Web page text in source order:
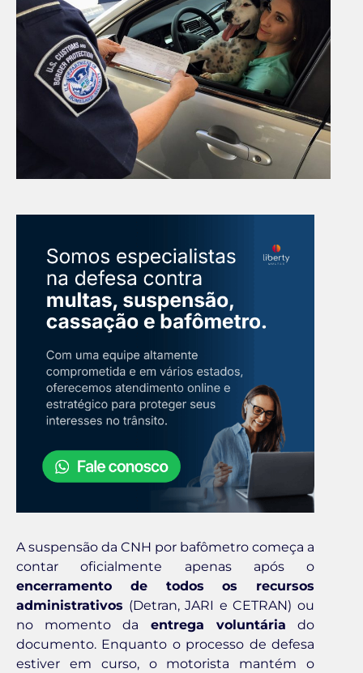
A suspensão da CNH por bafômetro começa a
contar oficialmente apenas após o
encerramento de todos os recursos
administrativos (Detran, JARI e CETRAN) ou
no momento da entrega voluntária do
documento. Enquanto o processo de defesa
estiver em curso, o motorista mantém o